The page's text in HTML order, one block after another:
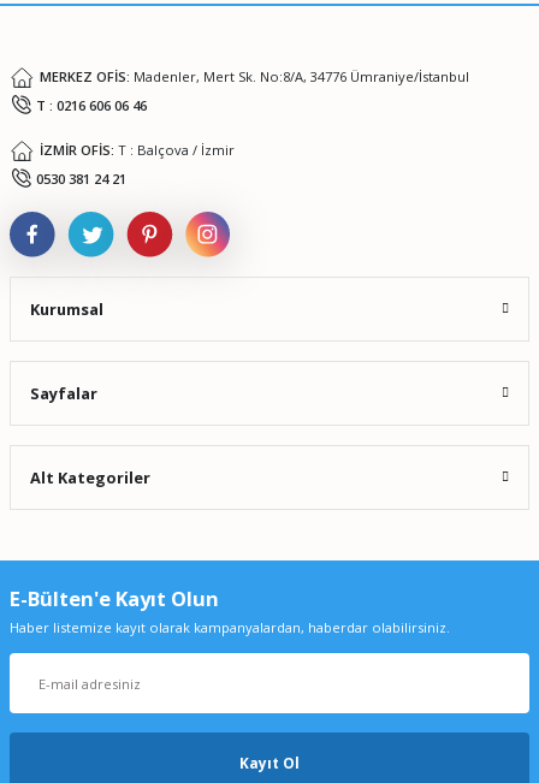
MERKEZ OFİS: Madenler, Mert Sk. No:8/A, 34776 Ümraniye/İstanbul
T : 0216 606 06 46
İZMİR OFİS: T : Balçova / İzmir
0530 381 24 21
Kurumsal
Sayfalar
Alt Kategoriler
E-Bülten'e Kayıt Olun
Haber listemize kayıt olarak kampanyalardan, haberdar olabilirsiniz.
Kayıt Ol